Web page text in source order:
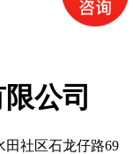
公司
田社区石龙仔路69